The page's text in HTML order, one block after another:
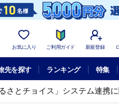
お気に入り ご利用ガイド 新規登録
先を探す ランキング 特集
るさとチョイス」システム連携